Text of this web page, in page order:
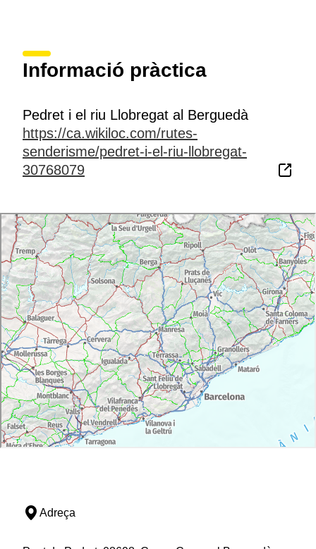
Informació pràctica
Pedret i el riu Llobregat al Berguedà
https://ca.wikiloc.com/rutes-
senderisme/pedret-i-el-riu-llobregat-
30768079
Adreça